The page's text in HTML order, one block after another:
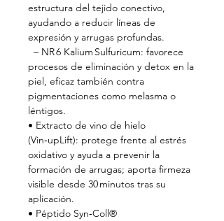
estructura del tejido conectivo,
ayudando a reducir líneas de
expresión y arrugas profundas.
– NR 6 Kalium Sulfuricum: favorece
procesos de eliminación y detox en la
piel, eficaz también contra
pigmentaciones como melasma o
léntigos.
• Extracto de vino de hielo
(Vin‑upLift): protege frente al estrés
oxidativo y ayuda a prevenir la
formación de arrugas; aporta firmeza
visible desde 30 minutos tras su
aplicación.
• Péptido Syn‑Coll®